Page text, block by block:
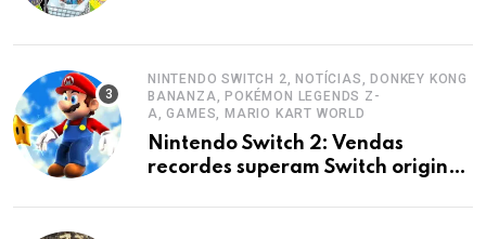
NINTENDO SWITCH 2, NOTÍCIAS, DONKEY KONG
BANANZA, POKÉMON LEGENDS Z-
A, GAMES, MARIO KART WORLD
Nintendo Switch 2: Vendas
recordes superam Switch original